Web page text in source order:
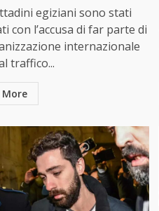
egiziani sono stati
con l’accusa di far parte di
internazionale
traffico...
More